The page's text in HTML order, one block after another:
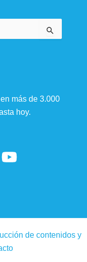
más de 3.000
hoy.
de contenidos y